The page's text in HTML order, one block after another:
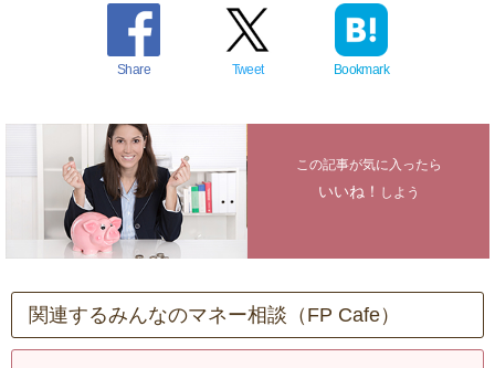
Share Tweet Bookmark
この記事が気に入ったら
いいね！ しよう
関連するみんなのマネー相談（FP Cafe）